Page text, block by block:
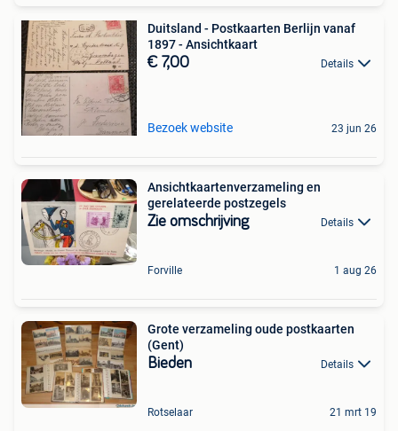
Duitsland - Postkaarten Berlijn vanaf
1897 - Ansichtkaart
€ 7,00 Details
Bezoek website 23 jun 26
Ansichtkaartenverzameling en
gerelateerde postzegels
Zie omschrijving Details
Forville 1 aug 26
Grote verzameling oude postkaarten
(Gent)
Bieden Details
Rotselaar 21 mrt 19